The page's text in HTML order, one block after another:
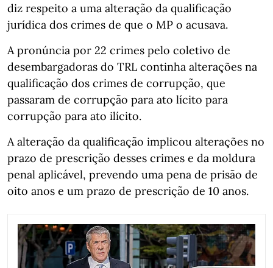
diz respeito a uma alteração da qualificação
jurídica dos crimes de que o MP o acusava.
A pronúncia por 22 crimes pelo coletivo de
desembargadoras do TRL continha alterações na
qualificação dos crimes de corrupção, que
passaram de corrupção para ato lícito para
corrupção para ato ilícito.
A alteração da qualificação implicou alterações no
prazo de prescrição desses crimes e da moldura
penal aplicável, prevendo uma pena de prisão de
oito anos e um prazo de prescrição de 10 anos.